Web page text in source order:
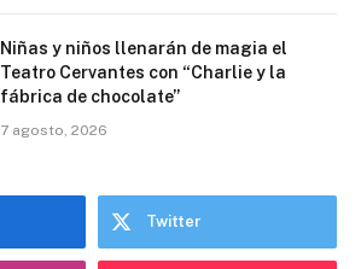
Niñas y niños llenarán de magia el
Teatro Cervantes con “Charlie y la
fábrica de chocolate”
7 agosto, 2026
Twitter